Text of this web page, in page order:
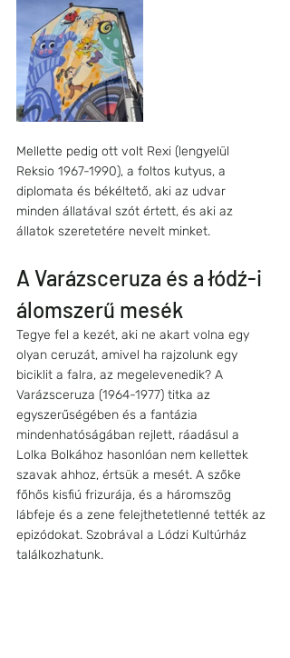
Mellette pedig ott volt Rexi (lengyelül
Reksio 1967-1990), a foltos kutyus, a
diplomata és békéltető, aki az udvar
minden állatával szót értett, és aki az
állatok szeretetére nevelt minket.
A Varázsceruza és a łódź-i
álomszerű mesék
Tegye fel a kezét, aki ne akart volna egy
olyan ceruzát, amivel ha rajzolunk egy
biciklit a falra, az megelevenedik? A
Varázsceruza (1964-1977) titka az
egyszerűségében és a fantázia
mindenhatóságában rejlett, ráadásul a
Lolka Bolkához hasonlóan nem kellettek
szavak ahhoz, értsük a mesét. A szőke
főhős kisfiú frizurája, és a háromszög
lábfeje és a zene felejthetetlenné tették az
epizódokat. Szobrával a Lódzi Kultúrház
találkozhatunk.